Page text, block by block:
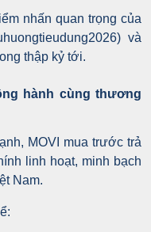
nhấn quan trọng của
và
thập kỷ tới.
hành cùng thương
MOVI mua trước trả
linh hoạt, minh bạch
Nam.